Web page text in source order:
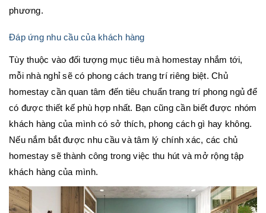
phương.
Đáp ứng nhu cầu của khách hàng
Tùy thuộc vào đối tượng mục tiêu mà homestay nhắm tới,
mỗi nhà nghỉ sẽ có phong cách trang trí riêng biệt. Chủ
homestay cần quan tâm đến tiêu chuẩn trang trí phong ngủ để
có được thiết kế phù hợp nhất. Bạn cũng cần biết được nhóm
khách hàng của mình có sở thích, phong cách gì hay không.
Nếu nắm bắt được nhu cầu và tâm lý chính xác, các chủ
homestay sẽ thành công trong việc thu hút và mở rộng tập
khách hàng của mình.